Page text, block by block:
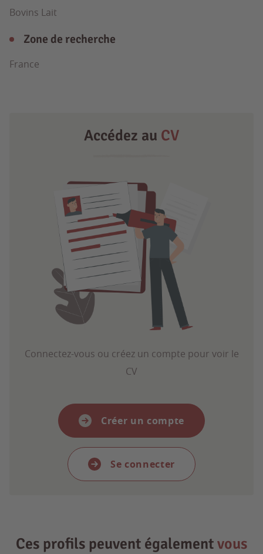
Bovins Lait
Zone de recherche
France
Accédez au CV
Connectez-vous ou créez un compte pour voir le
CV
Créer un compte
Se connecter
Ces profils peuvent égalementvous